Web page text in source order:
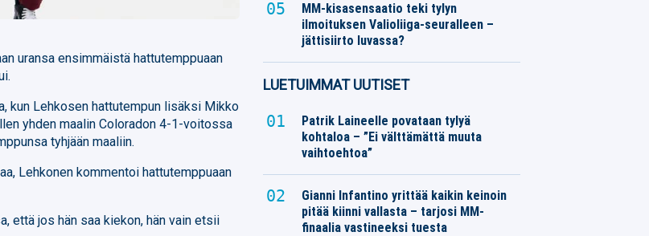
uransa ensimmäistä hattutemppuaan
kun Lehkosen hattutempun lisäksi Mikko
yhden maalin Coloradon 4-1-voitossa
tyhjään maaliin.
Lehkonen kommentoi hattutemppuaan
että jos hän saa kiekon, hän vain etsii
MM-kisasensaatio teki tylyn
ilmoituksen Valioliiga-seuralleen –
jättisiirto luvassa?
LUETUIMMAT UUTISET
Patrik Laineelle povataan tylyä
kohtaloa – ”Ei välttämättä muuta
vaihtoehtoa”
Gianni Infantino yrittää kaikin keinoin
pitää kiinni vallasta – tarjosi MM-
finaalia vastineeksi tuesta